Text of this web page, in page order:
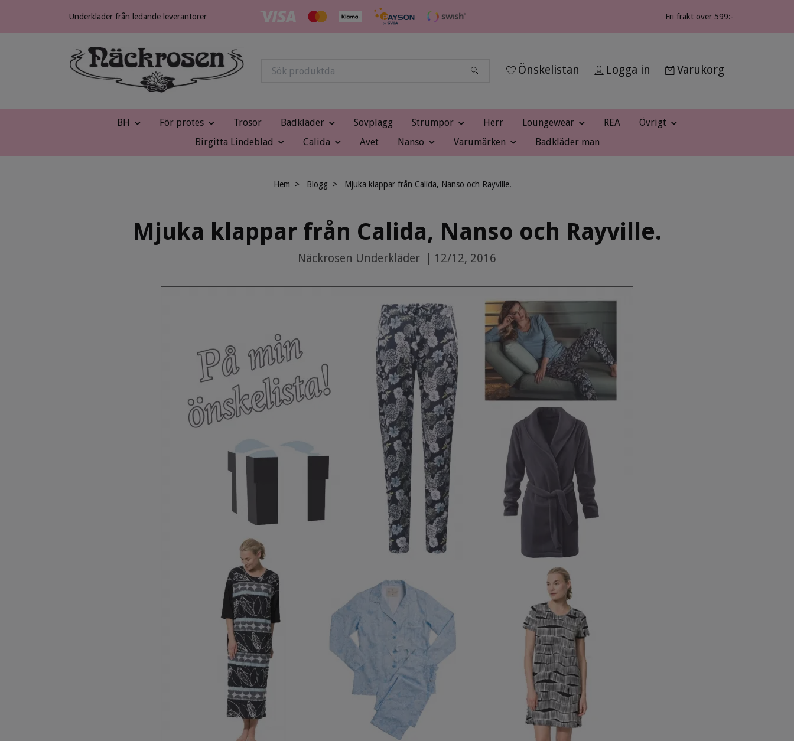
Underkläder från ledande leverantörer Fri frakt över 599:-
Önskelistan Logga in Varukorg
BH För protes Trosor Badkläder Sovplagg Strumpor Herr Loungewear REA
Övrigt
Birgitta Lindeblad
Calida Avet Nanso Varumärken Badkläder man
Hem Blogg Mjuka klappar från Calida, Nanso och Rayville.
Mjuka klappar från Calida, Nanso och Rayville.
Näckrosen Underkläder 12/12, 2016